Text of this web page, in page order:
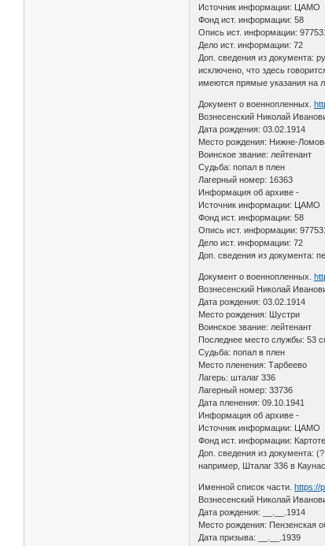
Источник информации: ЦАМО
Фонд ист. информации: 58
Опись ист. информации:
Дело ист. информации: 72
Доп. сведения из документа:
исключено, что здесь
имеются прямые указания на
Документ о военнопленных.
Вознесенский Николай
Дата рождения: 03.02.1914
Место рождения: Нижне-
Воинское звание: лейтенант
Судьба: попал в плен
Лагерный номер: 16363
Информация об архиве -
Источник информации: ЦАМО
Фонд ист. информации: 58
Опись ист. информации:
Дело ист. информации: 72
Доп. сведения из документа:
Документ о военнопленных.
Вознесенский Николай
Дата рождения: 03.02.1914
Место рождения: Шустри
Воинское звание: лейтенант
Последнее место службы: 53
Судьба: попал в плен
Место пленения: Тарбеево
Лагерь: шталаг 336
Лагерный номер: 33736
Дата пленения: 09.10.1941
Информация об архиве -
Источник информации: ЦАМО
Фонд ист. информации:
Доп. сведения из документа:
например, Шталаг 336 в
Именной список части.https://
Вознесенский Николай
Дата рождения: __.__.1914
Место рождения: Пензенская
Дата призыва: __.__.1939